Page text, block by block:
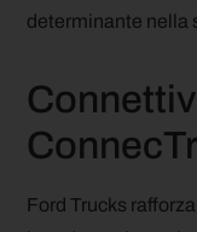
determinante nella
Ford Trucks